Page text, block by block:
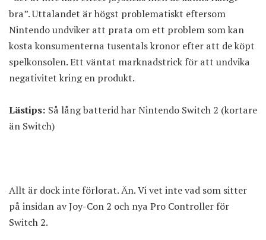
bra”. Uttalandet är högst problematiskt eftersom
Nintendo undviker att prata om ett problem som kan
kosta konsumenterna tusentals kronor efter att de köpt
spelkonsolen. Ett väntat marknadstrick för att undvika
negativitet kring en produkt.
Lästips: Så lång batterid har Nintendo Switch 2 (kortare
än Switch)
Allt är dock inte förlorat. Än. Vi vet inte vad som sitter
på insidan av Joy-Con 2 och nya Pro Controller för
Switch 2.